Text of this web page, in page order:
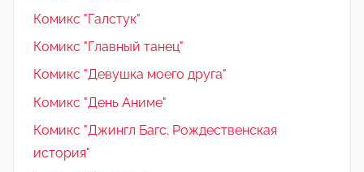
Комикс "Галстук"
Комикс "Главный танец"
Комикс "Девушка моего друга"
Комикс "День Аниме"
Комикс "Джингл Багс. Рождественская
история"